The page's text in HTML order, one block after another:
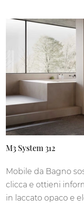
M3 System 312
Mobile da Bagno
clicca e ottieni
in laccato opaco e